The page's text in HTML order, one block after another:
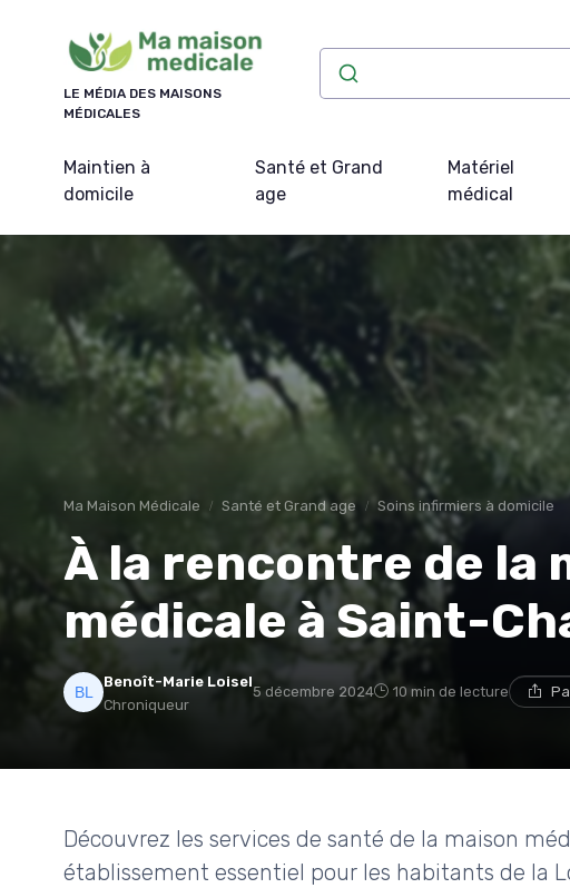
LE MÉDIA DES MAISONS
MÉDICALES
Maintien à
domicile
Santé et Grand
age
Matériel
médical
Ma Maison Médicale Santé et Grand age Soins infirmiers à domicile
À la rencontre de la
médicale à Saint-
Benoît-Marie Loisel
Chroniqueur
5 décembre 2024 10 min de lecture
Découvrez les services de santé de la maison
établissement essentiel pour les habitants de la